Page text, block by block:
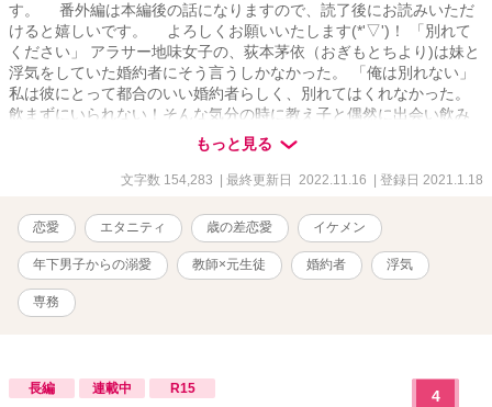
す。 番外編は本編後の話になりますので、読了後にお読みいただ
けると嬉しいです。 よろしくお願いいたします(*'▽')！ 「別れて
ください」 アラサー地味女子の、荻本茅依（おぎもとちより)は妹と
浮気をしていた婚約者にそう言うしかなかった。 「俺は別れない」
私は彼にとって都合のいい婚約者らしく、別れてはくれなかった。
飲まずにいられない！そんな気分の時に教え子と偶然に出会い飲み
に行くことに。 それがまさか――― 「や、やっちゃった！？」 朝、
目覚めたら隣には高校時代の教え子、真辺凉多(まなべりょうた)が同
じベッドいた―――いわゆるこれが噂の朝チュンっていうやつ！？
をしてしまった。 「先生、責任とって付き合おっか」 なんて言われ
て頭の中は大混乱。 しかも、教え子は時任グループの専務になって
いた。 彼は年下とは思えない甘やかし上手。 当然、モテモテで
―――それなのにこんな私でいいの？ いったいなんなの？ 私は遊ば
れているの？
もっと見る
文字数 154,283 | 最終更新日 2022.11.16 | 登録日 2021.1.18
恋愛 エタニティ 歳の差恋愛 イケメン
年下男子からの溺愛 教師×元生徒 婚約者 浮気
専務
長編 連載中 R15 4